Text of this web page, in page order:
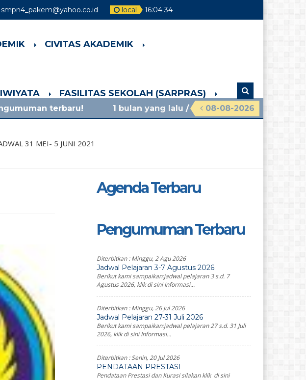
smpn4_pakem@yahoo.co.id local 16:04 35
CIVITAS AKADEMIK
FASILITAS SEKOLAH (SARPRAS)
08-08-2026
1 bulan yang lalu/ materi sosialisasi mpls ramah 2026
31 MEI- 5 JUNI 2021
Agenda Terbaru
Pengumuman Terbaru
Diterbitkan :Minggu, 2 Agu 2026
Jadwal Pelajaran 3-7 Agustus 2026
Berikut kami sampaikan:jadwal pelajaran 3 s.d. 7
Agustus 2026, klik di sini Informasi...
Diterbitkan :Minggu, 26 Jul 2026
Jadwal Pelajaran 27-31 Juli 2026
Berikut kami sampaikan:jadwal pelajaran 27 s.d. 31 Juli
2026, klik di sini Informasi...
Diterbitkan :Senin, 20 Jul 2026
PENDATAAN PRESTASI
Pendataan Prestasi dan Kurasi silakan klik di sini